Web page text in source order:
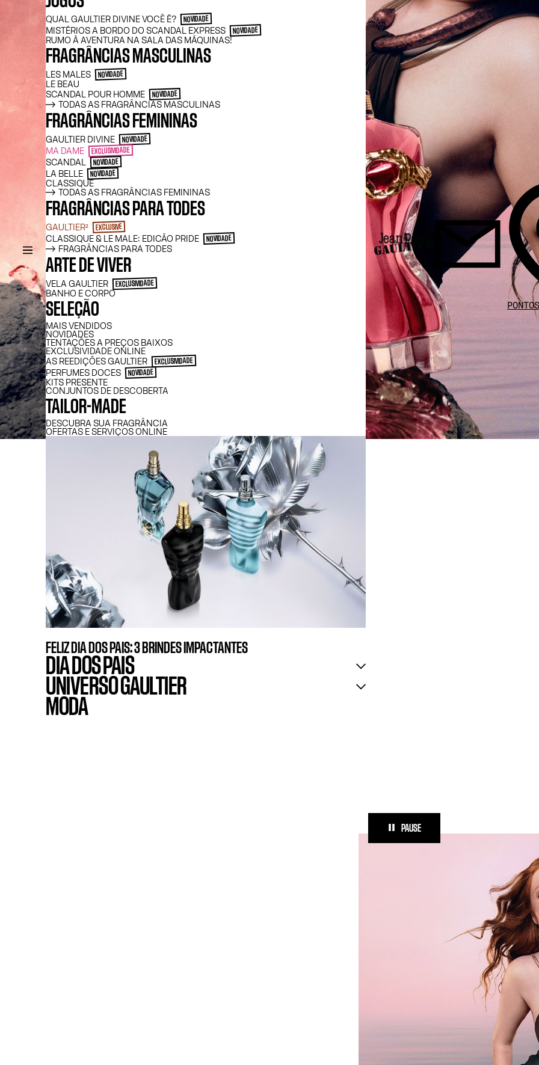
QUAL GAULTIER DIVINE VOCÊ É? NOVIDADE
MISTÉRIOS A BORDO DO SCANDAL EXPRESS NOVIDADE
RUMO À AVENTURA NA SALA DAS MÁQUINAS!
FRAGRÂNCIAS MASCULINAS
LES MALES NOVIDADE
LE BEAU
SCANDAL POUR HOMME
NOVIDADE
TODAS AS FRAGRÂNCIAS MASCULINAS
FRAGRÂNCIAS FEMININAS
GAULTIER DIVINE NOVIDADE
MA DAME EXCLUSIVIDADE
SCANDAL NOVIDADE
LA BELLE NOVIDADE
CLASSIQUE
TODAS AS FRAGRÂNCIAS FEMININAS
FRAGRÂNCIAS PARA TODES
GAULTIER² EXCLUSIVE
CLASSIQUE & LE MALE: EDICÃO PRIDE NOVIDADE
FRAGRÂNCIAS PARA TODES
ARTE DE VIVER
VELA GAULTIER EXCLUSIVIDADE
BANHO E CORPO
SELEÇÃO
MAIS VENDIDOS
NOVIDADES
TENTAÇÕES A PREÇOS BAIXOS
EXCLUSIVIDADE ONLINE
AS REEDIÇÕES GAULTIER
EXCLUSIVIDADE
PERFUMES DOCES NOVIDADE
KITS PRESENTE
CONJUNTOS DE DESCOBERTA
TAILOR-MADE
DESCUBRA SUA FRAGRÂNCIA
OFERTAS E SERVIÇOS ONLINE
FELIZ DIA DOS PAIS: 3 BRINDES IMPACTANTES
DIA DOS PAIS
UNIVERSO GAULTIER
MODA
PAUSE